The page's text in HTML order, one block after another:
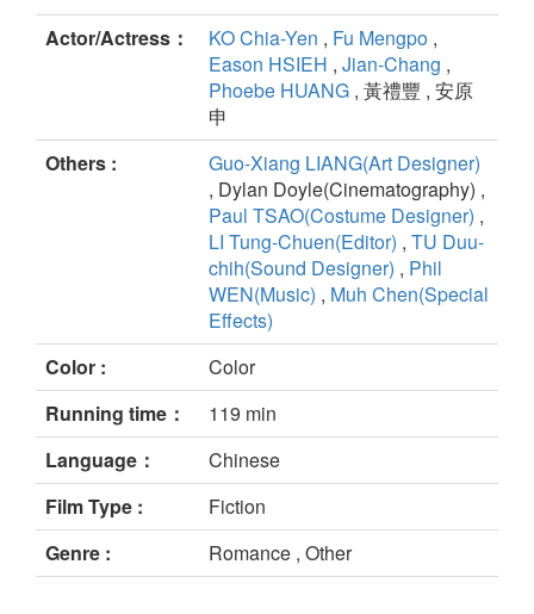
Actor/Actress： KO Chia-Yen , Fu Mengpo ,
Eason HSIEH , Jian-Chang ,
Phoebe HUANG , 黃禮豐 , 安原
申
Others :
Guo-Xiang LIANG(Art Designer)
, Dylan Doyle(Cinematography) ,
Paul TSAO(Costume Designer) ,
LI Tung-Chuen(Editor) , TU Duu-
chih(Sound Designer) , Phil
WEN(Music) , Muh Chen(Special
Effects)
Color :
Color
Running time：
119 min
Language：
Chinese
Film Type :
Fiction
Genre :
Romance , Other